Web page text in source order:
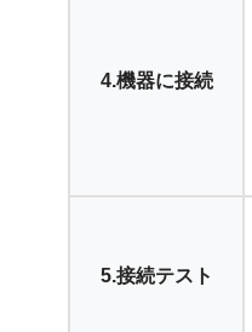
4.機器に接続
5.接続テスト